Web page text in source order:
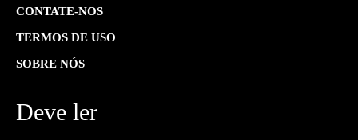
CONTATE-NOS
TERMOS DE USO
SOBRE NÓS
Deve ler